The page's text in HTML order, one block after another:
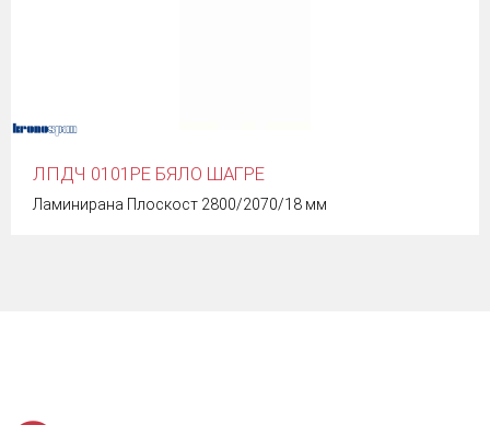
ЛПДЧ 0101PE БЯЛО ШАГРЕ
Ламинирана Плоскост 2800/2070/18 мм